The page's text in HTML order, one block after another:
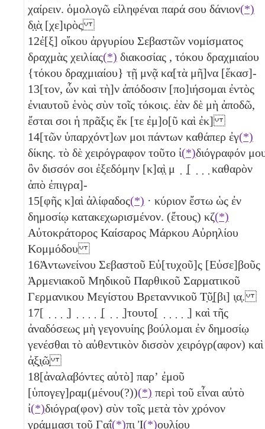
χαίρειν. ὁμολογῶ εἰληφέναι παρά σου δάνιον(*)
δ̣ι̣ὰ̣ [χε]ιρὸς
12ἐ[ξ] οἴκου ἀργυρίου Σεβαστῶν νομίσματος
δραχμὰς χειλίας(*) διακοσίας , τόκου δραχμιαίου
{τόκου δραχμιαίου} τῇ μνᾷ κα[τὰ μῆ]να [ἕκασ]-
13[τον, ὧν καὶ τὴ]ν ἀπόδοσιν [πο]ιήσομαι ἐντὸς
ἐνιαυτοῦ ἑνὸς σὺν τοῖς τόκοις. ἐὰν δὲ μὴ ἀποδῶ,
ἔσται σοι ἡ πρᾶξις ἔκ [τε ἐμ]ο[ῦ καὶ ἐκ]
14[τῶν ὑπαρχόντ]ων μοι πάντων καθάπερ ἐγ(*)
δίκης. τὸ δὲ χειρόγραφον τοῦτο ἰ(*)διόγραφόν
ὂν δισσόν σοι ἐξεδόμην [κ]α̣ὶ̣ μ ̣ ̣[ ̣ ̣ ̣ καθαρὸν
ἀπὸ ἐπιγρα]-
15[φῆς κ]αὶ ἀλίφαδος(*) · κύριον ἔστω ὡς ἐν
δημοσίῳ κατακεχωρισμένον. (ἔτους) κζ(*)
Αὐτοκράτορος Καίσαρος Μάρκου Αὐρηλίου
Κομμόδου
16Ἀντωνείνου Σεβαστοῦ Εὐ[τυχοῦ]ς [Εὐσε]βοῦς
Ἀρμενιακοῦ Μηδικοῦ Παρθικοῦ Σαρματικοῦ
Γερμανικου Μεγίστου Βρεταννικοῦ Τ̣ῦ̣[βι] ι̣α̣.
17[ ̣ ̣ ̣ ̣] ̣ ̣ ̣ ̣ ̣[ ̣ ̣ ̣]τουτο̣[ ̣ ̣ ̣ ̣ ̣] καὶ τῆς
ἀναδόσεως μὴ γεγονυίης βούλομαι ἐν δημοσίῳ
γενέσθαι τὸ αὐθεντικὸν δισσὸν χειρόγρ(αφον) καὶ
ἀ̣ξ̣ι̣ῶ̣
18[ἀναλαβόντες αὐτὸ] παρʼ ἐμοῦ
[ὑπογεγ]ραμ(μένου(?))(*) περὶ τοῦ εἶναι αὐτὸ
ἰ(*)διόγρα(φον) σὺν τοῖς μετὰ τὸν χρόνον
γράμμασι τοῦ Γαΐ(*)πι Ἰ(*)ουλίου